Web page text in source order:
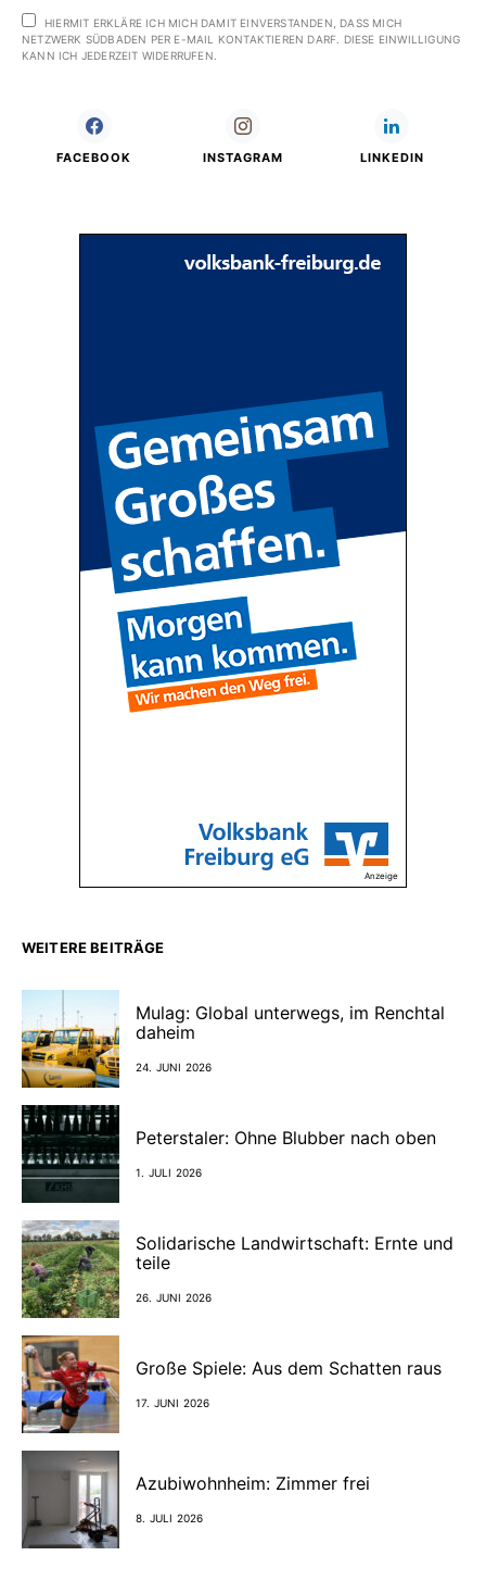
HIERMIT ERKLÄRE ICH MICH DAMIT EINVERSTANDEN, DASS MICH
NETZWERK SÜDBADEN PER E-MAIL KONTAKTIEREN DARF. DIESE EINWILLIGUNG
KANN ICH JEDERZEIT WIDERRUFEN.
FACEBOOK INSTAGRAM LINKEDIN
Anzeige
WEITERE BEITRÄGE
Mulag: Global unterwegs, im Renchtal
daheim
24. JUNI 2026
Peterstaler: Ohne Blubber nach oben
1. JULI 2026
Solidarische Landwirtschaft: Ernte und
teile
26. JUNI 2026
Große Spiele: Aus dem Schatten raus
17. JUNI 2026
Azubiwohnheim: Zimmer frei
8. JULI 2026